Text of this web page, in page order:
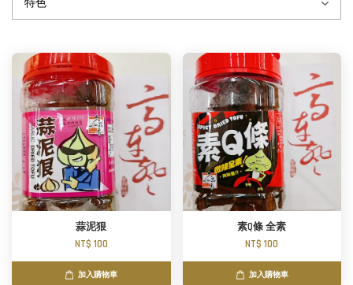
蒜泥狠
NT$ 100
加入購物車
素Q條 全素
NT$ 100
加入購物車